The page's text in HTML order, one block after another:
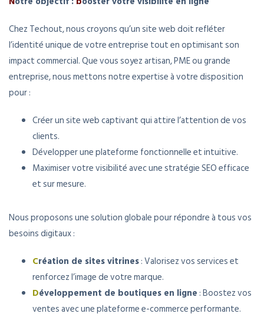
Chez Techout, nous croyons qu’un site web doit refléter
l’identité unique de votre entreprise tout en optimisant son
impact commercial. Que vous soyez artisan, PME ou grande
entreprise, nous mettons notre expertise à votre disposition
pour :
Créer un site web captivant qui attire l’attention de vos
clients.
Développer une plateforme fonctionnelle et intuitive.
Maximiser votre visibilité avec une stratégie SEO efficace
et sur mesure.
Nous proposons une solution globale pour répondre à tous vos
besoins digitaux :
Création de sites vitrines: Valorisez vos services et
renforcez l’image de votre marque.
Développement de boutiques en ligne : Boostez vos
ventes avec une plateforme e-commerce performante.